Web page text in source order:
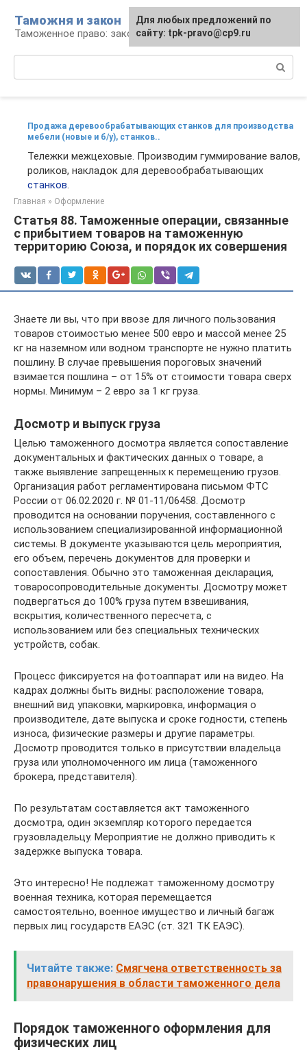
контенту
Таможня и закон
Таможенное право: законы и их применение
Продажа деревообрабатывающих станков для производства
мебели (новые и б/у), станков..
Тележки межцеховые. Производим гуммирование валов,
роликов, накладок для деревообрабатывающих
станков.
Главная » Оформление
Статья 88. Таможенные операции, связанные
с прибытием товаров на таможенную
территорию Союза, и порядок их совершения
Знаете ли вы, что при ввозе для личного пользования
товаров стоимостью менее 500 евро и массой менее 25
кг на наземном или водном транспорте не нужно платить
пошлину. В случае превышения пороговых значений
взимается пошлина – от 15% от стоимости товара сверх
нормы. Минимум – 2 евро за 1 кг груза.
Досмотр и выпуск груза
Целью таможенного досмотра является сопоставление
документальных и фактических данных о товаре, а
также выявление запрещенных к перемещению грузов.
Организация работ регламентирована письмом ФТС
России от 06.02.2020 г. № 01-11/06458. Досмотр
проводится на основании поручения, составленного с
использованием специализированной информационной
системы. В документе указываются цель мероприятия,
его объем, перечень документов для проверки и
сопоставления. Обычно это таможенная декларация,
товаросопроводительные документы. Досмотру может
подвергаться до 100% груза путем взвешивания,
вскрытия, количественного пересчета, с
использованием или без специальных технических
устройств, собак.
Процесс фиксируется на фотоаппарат или на видео. На
кадрах должны быть видны: расположение товара,
внешний вид упаковки, маркировка, информация о
производителе, дате выпуска и сроке годности, степень
износа, физические размеры и другие параметры.
Досмотр проводится только в присутствии владельца
груза или уполномоченного им лица (таможенного
брокера, представителя).
По результатам составляется акт таможенного
досмотра, один экземпляр которого передается
грузовладельцу. Мероприятие не должно приводить к
задержке выпуска товара.
Это интересно! Не подлежат таможенному досмотру
военная техника, которая перемещается
самостоятельно, военное имущество и личный багаж
первых лиц государств ЕАЭС (ст. 321 ТК ЕАЭС).
Читайте также: Смягчена ответственность за
правонарушения в области таможенного дела
Порядок таможенного оформления для
физических лиц
Для любых предложений по
сайту: tpk-pravo@cp9.ru